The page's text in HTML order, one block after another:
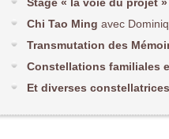
Chi Tao Ming avec
Transmutation des
Constellations familiales
Et diverses